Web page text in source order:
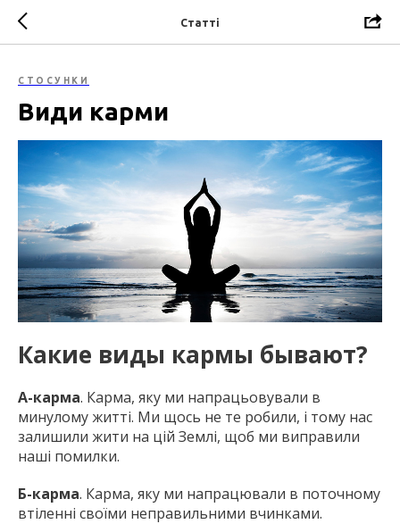
Статті
СТОСУНКИ
Види карми
Какие виды кармы бывают?
А-карма. Карма, яку ми напрацьовували в
минулому житті. Ми щось не те робили, і тому нас
залишили жити на цій Землі, щоб ми виправили
наші помилки.
Б-карма. Карма, яку ми напрацювали в поточному
втіленні своїми неправильними вчинками.